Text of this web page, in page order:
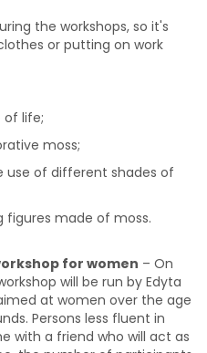
the workshops, so it's
or putting on work
of life;
moss;
of different shades of
made of moss.
for women – On
will be run by Edyta
at women over the age
Persons less fluent in
with a friend who will act as